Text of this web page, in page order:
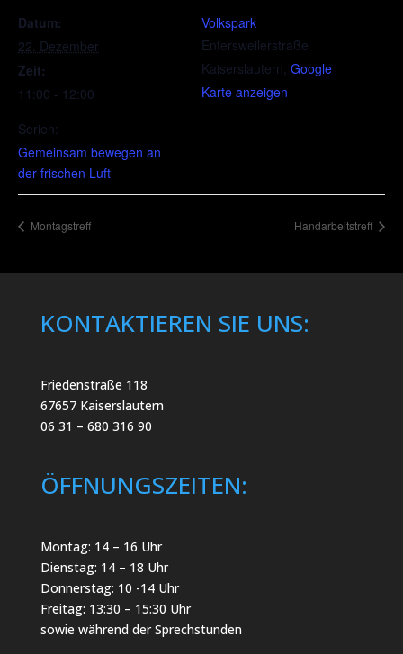
Datum:
22. Dezember
Zeit:
11:00 - 12:00
Serien:
Gemeinsam bewegen an
der frischen Luft
Volkspark
Entersweilerstraße
Kaiserslautern, Google
Karte anzeigen
Montagstreff Handarbeitstreff
KONTAKTIEREN SIE UNS:
Friedenstraße 118
67657 Kaiserslautern
06 31 – 680 316 90
ÖFFNUNGSZEITEN:
Montag: 14 – 16 Uhr
Dienstag: 14 – 18 Uhr
Donnerstag: 10 -14 Uhr
Freitag: 13:30 – 15:30 Uhr
sowie während der Sprechstunden